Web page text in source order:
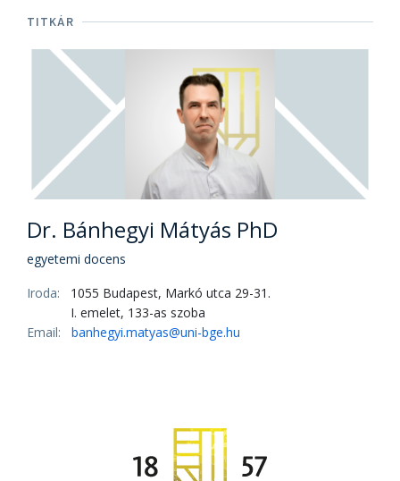
TITKÁR
Dr. Bánhegyi Mátyás PhD
egyetemi docens
Iroda:
1055 Budapest, Markó utca 29-31.
I. emelet, 133-as szoba
Email:
banhegyi.matyas@uni-bge.hu